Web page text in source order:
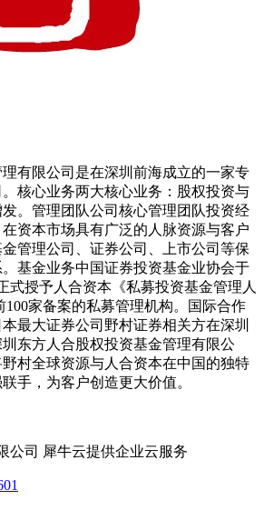
有限公司是在深圳前海成立的一家专
核心业务两大核心业务：股权投资与
发。管理团队公司核心管理团队投资经
在资本市场具有广泛的人脉资源与客户
管理公司、证券公司、上市公司等保
基金业务中国证券投资基金业协会于
式授予人合资本《私募投资基金管理人
100家备案的私募管理机构。国际合作
最大证券公司野村证券相关方在深圳
东方人合股权投资基金管理有限公
村全球资源与人合资本在中国的独特
手，为客户创造更大价值。
公司 犀牛云提供企业云服务